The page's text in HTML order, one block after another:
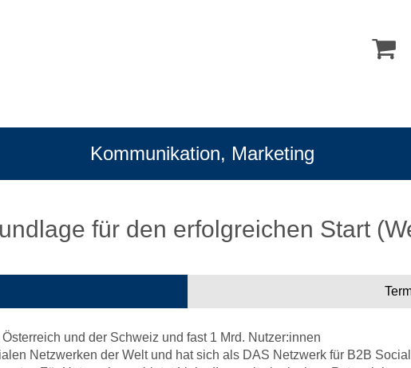
Kommunikation, Marketing
für den erfolgreichen Start
und der Schweiz und fast 1 Mrd. Nutzer:innen
Netzwerken der Welt und hat sich als DAS Netzwerk für B2B